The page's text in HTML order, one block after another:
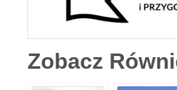
Zobacz